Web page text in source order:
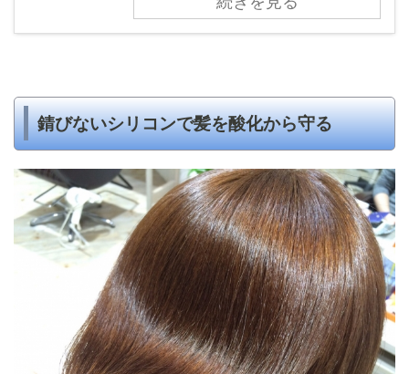
錆びないシリコンで髪を酸化から守る